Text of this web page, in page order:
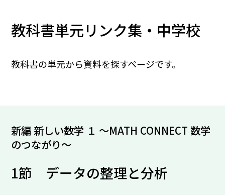
教科書単元リンク集・中学校
教科書の単元から資料を探すページです。
新編 新しい数学 １ ～MATH CONNECT 数学
のつながり～
1節 データの整理と分析